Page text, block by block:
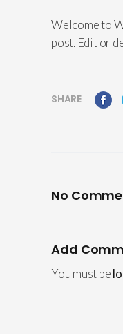
Welcome to
post. Edit or
SHARE
No
Add
You must be